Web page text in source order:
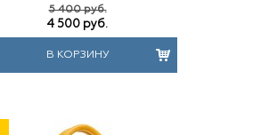
5 400 руб.
4 500 руб.
В КОРЗИНУ